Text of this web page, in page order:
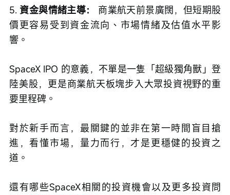
5. 資金與情緒主導：
商業航天前景廣闊，但短期股
價更容易受到資金流向、市場情緒及估值水平影
響。
SpaceX IPO 的意義，不單是一隻「超級獨角獸」登
陸美股，更是商業航天板塊步入大眾投資視野的重
要里程碑。
對於新手而言，最關鍵的並非在第一時間盲目搶
進，看懂市場，量力而行，才是更穩健的投資之
道。
還有哪些SpaceX相關的投資機會以及更多投資問